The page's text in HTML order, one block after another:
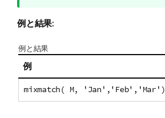
メ
例と結果:
例と結果
例
mixmatch( M, 'Jan','Feb','Mar')